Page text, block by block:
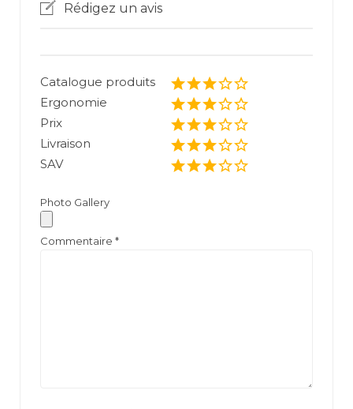
Rédigez un avis
Catalogue produits
Ergonomie
Prix
Livraison
SAV
Photo Gallery
Commentaire *